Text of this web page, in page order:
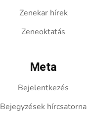
Zenekar hírek
Zeneoktatás
Meta
Bejelentkezés
Bejegyzések hírcsatorna